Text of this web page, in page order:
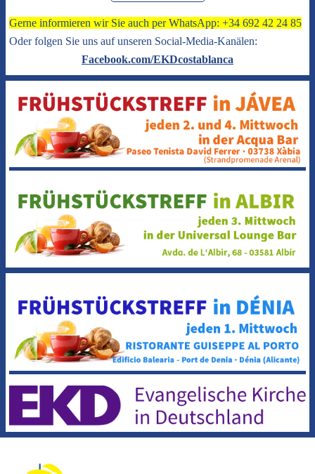
Gerne informieren wir Sie auch per WhatsApp: +34 692 42 24 85
Oder folgen Sie uns auf unseren Social-Media-Kanälen:
Facebook.com/EKDcostablanca